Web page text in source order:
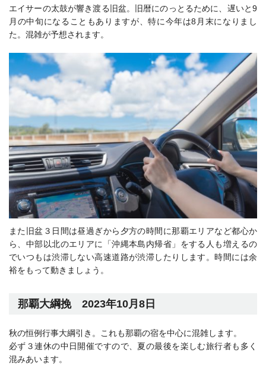
エイサーの太鼓が響き渡る旧盆。旧暦にのっとるために、遅いと9
月の中旬になることもありますが、特に今年は8月末になりまし
た。混雑が予想されます。
また旧盆３日間は昼過ぎから夕方の時間に那覇エリアなど都心か
ら、中部以北のエリアに「沖縄本島内帰省」をする人も増えるの
でいつもは渋滞しない高速道路が渋滞したりします。時間には余
裕をもって動きましょう。
那覇大綱挽 2023年10月8日
秋の恒例行事大綱引き。これも那覇の宿を中心に混雑します。
必ず３連休の中日開催ですので、夏の最後を楽しむ旅行者も多く
混みあいます。